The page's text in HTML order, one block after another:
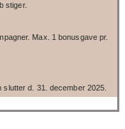
stiger.
Max. 1 bonusgave pr.
d. 31. december 2025.